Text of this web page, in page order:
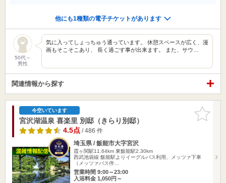
他にも1種類の電子チケットがあります
50代～
男性
気に入ってしょっちゅう通っています。 休憩スペースが広く、漫
画もそこそこあり、 長く過ごす事が出来ます。 また、サウ…
関連情報から探す
お気に入
りに追加
今空いています
宮沢湖温泉 喜楽里 別邸（きらり別邸）
4.5点/ 486 件
埼玉県 / 飯能市大字宮沢
霞ヶ関駅11.64km 東飯能駅2.30km
西武池袋線 飯能駅よりイーグルバス利用、メッツァ下車
（メッツァバス停…
営業時間 9:00～23:00
入浴料金 1,050円～